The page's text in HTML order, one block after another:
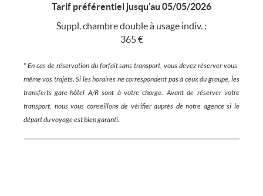
Tarif préférentiel jusqu'au 05/05/2026
Suppl. chambre double à usage indiv. :
365 €
*En cas de réservation du forfait sans transport, vous devez réserver vous-
même vos trajets. Si les horaires ne correspondent pas à ceux du groupe, les
transferts gare-hôtel A/R sont à votre charge. Avant de réserver votre
transport, nous vous conseillons de vérifier auprès de notre agence si le
départ du voyage est bien garanti.